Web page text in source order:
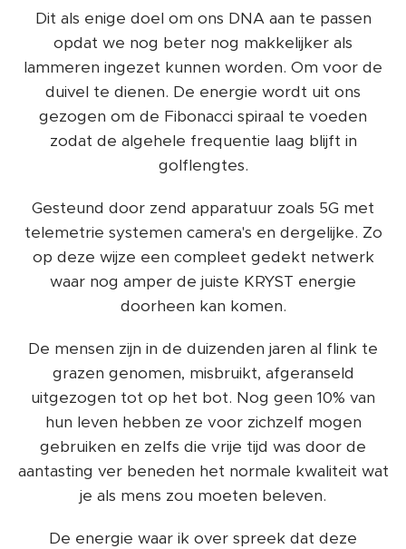
Dit als enige doel om ons DNA aan te passen
opdat we nog beter nog makkelijker als
lammeren ingezet kunnen worden. Om voor de
duivel te dienen. De energie wordt uit ons
gezogen om de Fibonacci spiraal te voeden
zodat de algehele frequentie laag blijft in
golflengtes.
Gesteund door zend apparatuur zoals 5G met
telemetrie systemen camera's en dergelijke. Zo
op deze wijze een compleet gedekt netwerk
waar nog amper de juiste KRYST energie
doorheen kan komen.
De mensen zijn in de duizenden jaren al flink te
grazen genomen, misbruikt, afgeranseld
uitgezogen tot op het bot. Nog geen 10% van
hun leven hebben ze voor zichzelf mogen
gebruiken en zelfs die vrije tijd was door de
aantasting ver beneden het normale kwaliteit wat
je als mens zou moeten beleven.
De energie waar ik over spreek dat deze